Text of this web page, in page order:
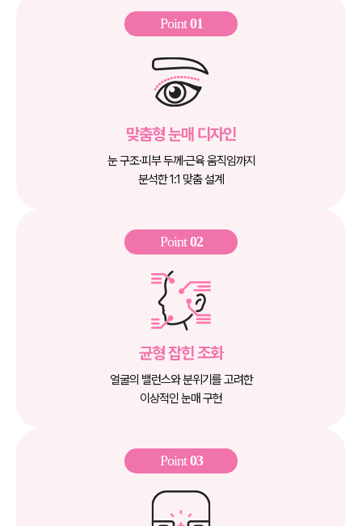
Point01
맞춤형 눈매 디자인
눈 구조·피부 두께·근육 움직임까지
분석한 1:1 맞춤 설계
Point02
균형 잡힌 조화
얼굴의 밸런스와 분위기를 고려한
이상적인 눈매 구현
Point03